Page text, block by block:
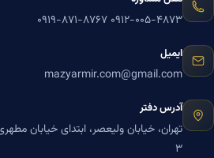
۰۹۱۲-۰۰۵-۴۸۷۳ ۰۹۱۹-۸۷۱-۸۷۶۷
ایمیل
mazyarmir.com@gmail.com
آدرس دفتر
۳